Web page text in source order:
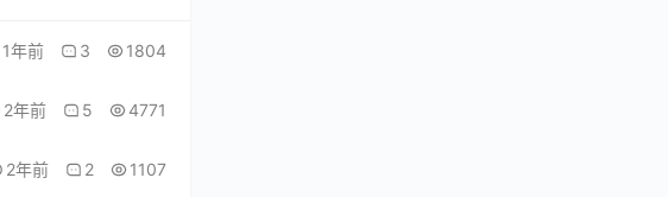
1年前 3 1804
2年前 5 4771
2年前 2 1107